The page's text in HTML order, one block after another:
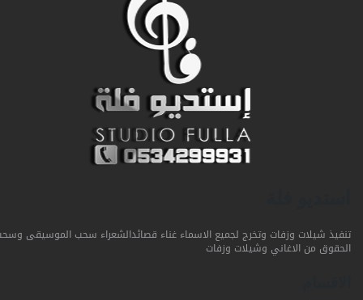
تنفيذ شيلات وزفات وتخرج لجميع الاسماء غناء قصائدالشعراء سحب الموسيقى وسحب
الحقوق من الاغاني وشيلات وزفات